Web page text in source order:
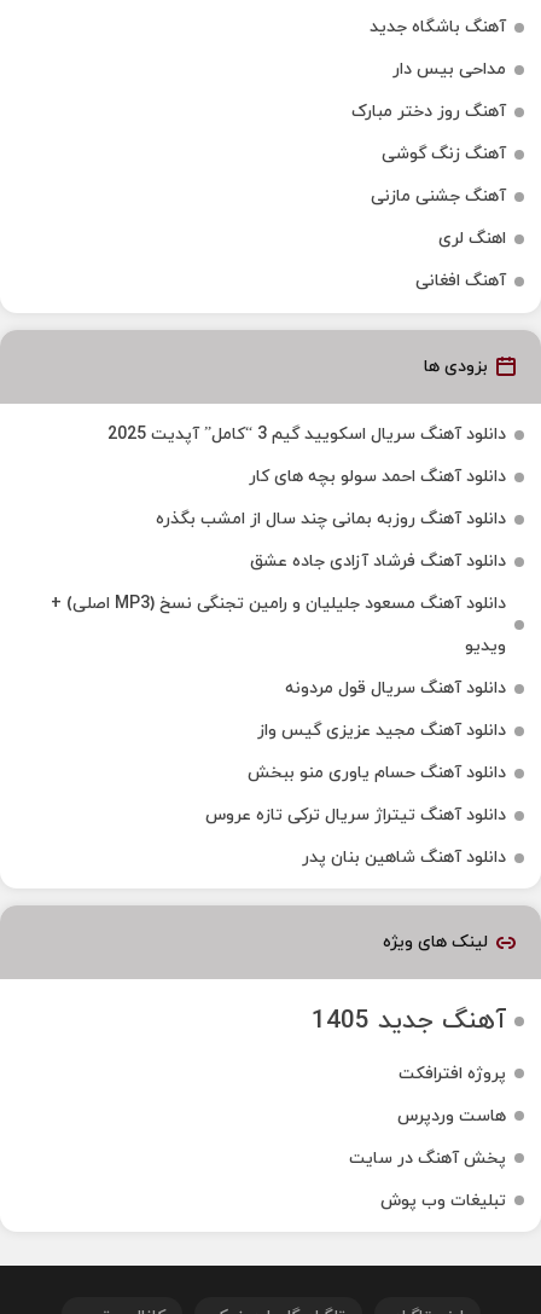
آهنگ باشگاه جدید
مداحی بیس دار
آهنگ روز دختر مبارک
آهنگ زنگ گوشی
آهنگ جشنی مازنی
اهنگ لری
آهنگ افغانی
بزودی ها
دانلود آهنگ سریال اسکویید گیم 3 “کامل” آپدیت 2025
دانلود آهنگ احمد سولو بچه های کار
دانلود آهنگ روزبه بمانی چند سال از امشب بگذره
دانلود آهنگ فرشاد آزادی جاده عشق
دانلود آهنگ مسعود جلیلیان و رامین تجنگی نسخ (MP3 اصلی) +
ویدیو
دانلود آهنگ سریال قول مردونه
دانلود آهنگ مجید عزیزی گیس واز
دانلود آهنگ حسام یاوری منو ببخش
دانلود آهنگ تیتراژ سریال ترکی تازه عروس
دانلود آهنگ شاهین بنان پدر
لینک های ویژه
آهنگ جدید 1405
پروژه افترافکت
هاست وردپرس
پخش آهنگ در سایت
تبلیغات وب پوش